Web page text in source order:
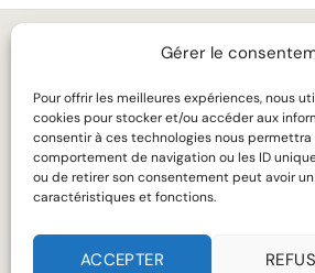
Gérer le
Pour offrir les meilleures expériences, nous
cookies pour stocker et/ou accéder aux
consentir à ces technologies nous
comportement de navigation ou les ID
ou de retirer son consentement peut avoir
caractéristiques et fonctions.
ACCEPTER
MARIAGE
BUSINESS
MANTEAUX
CHEMISES